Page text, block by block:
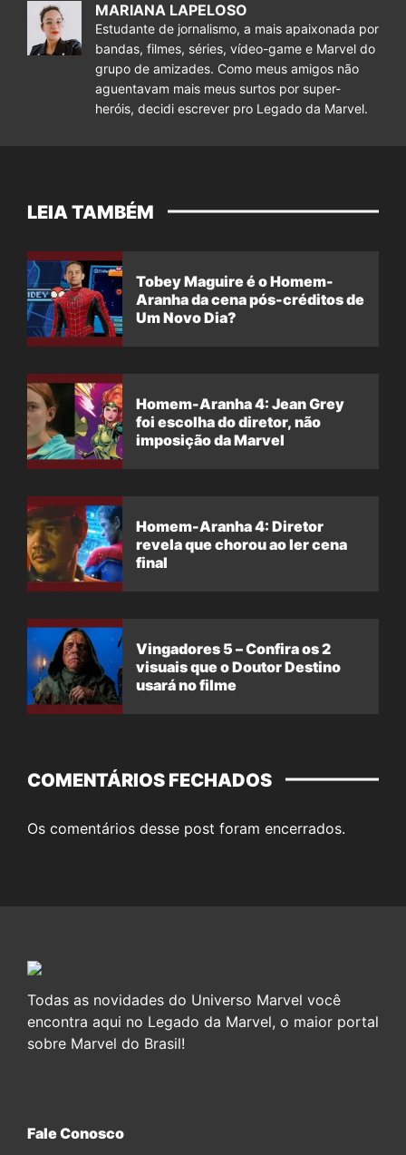
MARIANA LAPELOSO
Estudante de jornalismo, a mais apaixonada por
bandas, filmes, séries, vídeo-game e Marvel do
grupo de amizades. Como meus amigos não
aguentavam mais meus surtos por super-
heróis, decidi escrever pro Legado da Marvel.
LEIA TAMBÉM
Tobey Maguire é o Homem-
Aranha da cena pós-créditos de
Um Novo Dia?
Homem-Aranha 4: Jean Grey
foi escolha do diretor, não
imposição da Marvel
Homem-Aranha 4: Diretor
revela que chorou ao ler cena
final
Vingadores 5 – Confira os 2
visuais que o Doutor Destino
usará no filme
COMENTÁRIOS FECHADOS
Os comentários desse post foram encerrados.
Todas as novidades do Universo Marvel você
encontra aqui no Legado da Marvel, o maior portal
sobre Marvel do Brasil!
Fale Conosco